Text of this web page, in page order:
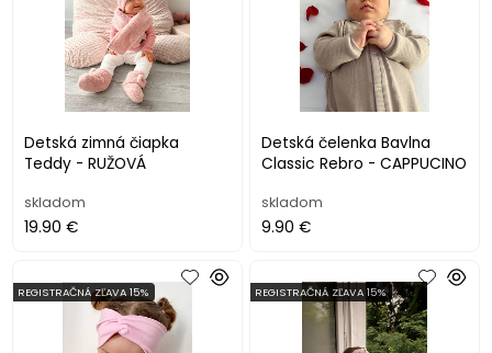
Detská zimná čiapka
Teddy - RUŽOVÁ
skladom
19.90 €
Detská čelenka Bavlna
Classic Rebro - CAPPUCINO
skladom
9.90 €
REGISTRAČNÁ ZĽAVA 15% REGISTRAČNÁ ZĽAVA 15%